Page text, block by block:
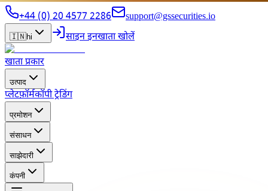
+44 (0) 20 4577 2286 support@gssecurities.io
🇮🇳hi साइन इनखाता खोलें
खाता प्रकार
उत्पाद
प्लेटफ़ॉर्मकॉपी ट्रेडिंग
प्रमोशन
संसाधन
साझेदारी
कंपनी